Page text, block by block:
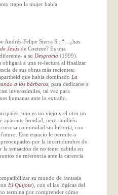
trapo la mujer había
Andrés-Felipe Sierra S.: “… ¿has
Jesúsde Coetzee? Es una
a su Desgracia (1999).
obligará a una re-lectura al finalizar
de sus obras más recientes:
que había dominado La
a los bárbaros, para dedicarse a
inverosímiles, tal vez para
humanas ante lo extraño.
uno es un viejo y el otro un
aparente bondad, pero también
comunidad sin historia, con
Este espacio le permite a
por la incertidumbre de
la sensación de no tener cabida en
de referencia ante la carencia
su mundo de fantasía
El Quijote), con el las lógicas del
termina por comprender cómo